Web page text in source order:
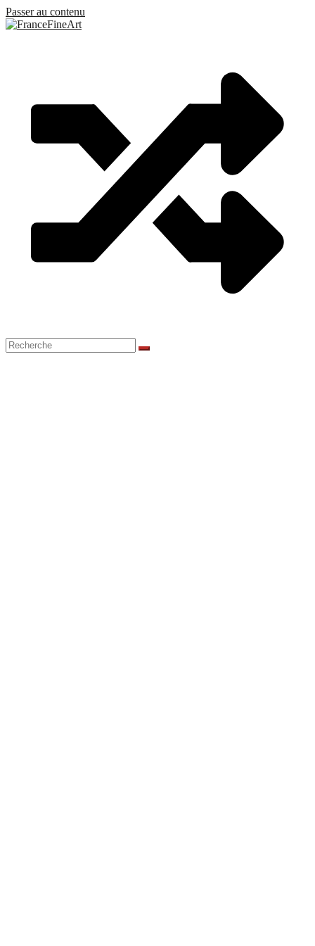
Passer au contenu